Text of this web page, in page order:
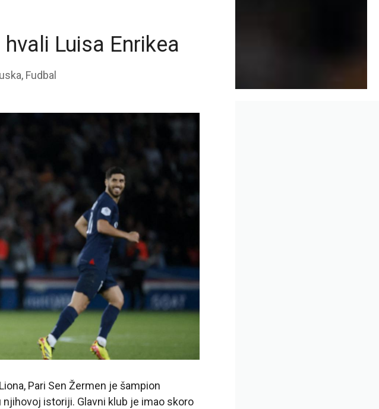
Luisa Enrikea
, Fudbal
Pari Sen Žermen je šampion
njihovoj istoriji. Glavni klub je imao skoro